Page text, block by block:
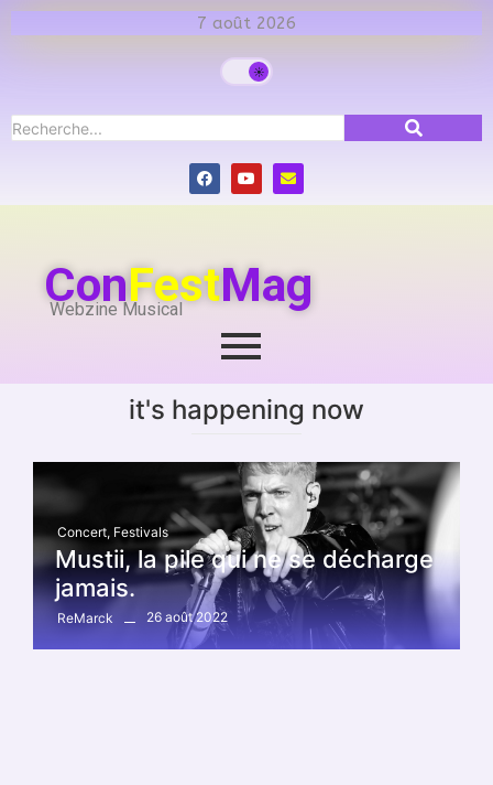
7 août 2026
ConFestMag
Webzine Musical
it's happening now
Concert, Festivals
Mustii, la pile qui ne se décharge
jamais.
ReMarck 26 août 2022